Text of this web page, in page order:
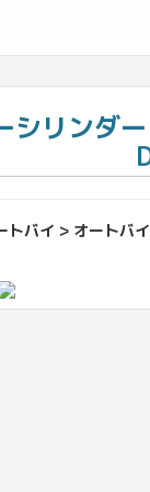
シリン
トバイ > オートバ